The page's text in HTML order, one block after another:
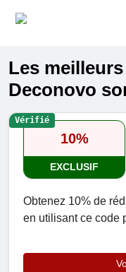
Les
Deconovo
10%
EXCLUSIF
Obtenez 10% de
en utilisant ce code
Vérifié